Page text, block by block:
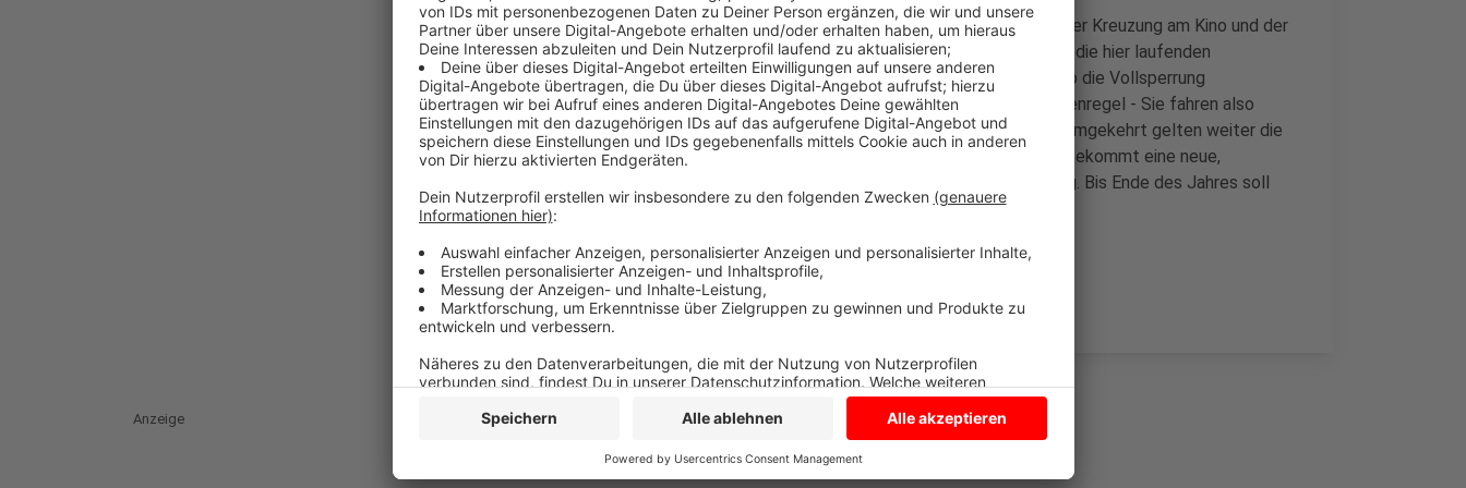
Seit gut zwei Wochen (seit 17.7.) ist die Straße hier ja zwischen der Kreuzung am Kino und der
Brücke Ostenstever vollgesperrt. Trotz des nassen Wetters sind die hier laufenden
Bauarbeiten aber so weit fortgeschritten, dass der Landesbetrieb die Vollsperrung
Donnerstag wieder aufhebt. Ab dann gilt wieder die Einbahnstraßenregel - Sie fahren also
wieder von Lüdinghausen nach Senden durch die Großbaustelle- umgekehrt gelten weiter die
Umleitungsstrecken. Der Landesbetrieb baut die Straße um. Sie bekommt eine neue,
schmalere Fahrbahn und künftig gibt es einen getrennten Radweg. Bis Ende des Jahres soll
alles fertig sein.
Anzeige
Anzeige